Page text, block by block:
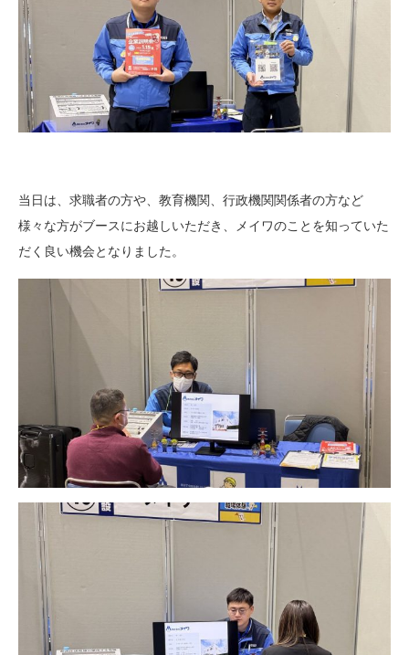
当日は、求職者の方や、教育機関、行政機関関係者の方など
様々な方がブースにお越しいただき、メイワのことを知っていた
だく良い機会となりました。